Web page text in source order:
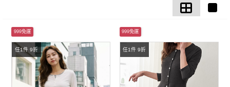
任1件 9折
999免運
任1件 9折
999免運